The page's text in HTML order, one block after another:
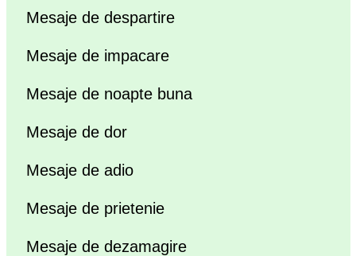
Mesaje de despartire
Mesaje de impacare
Mesaje de noapte buna
Mesaje de dor
Mesaje de adio
Mesaje de prietenie
Mesaje de dezamagire